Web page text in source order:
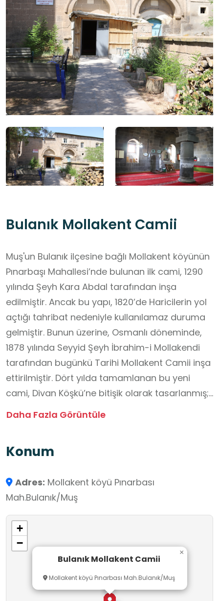
Bulanık Mollakent Camii
Muş'un Bulanık ilçesine bağlı Mollakent köyünün
Pınarbaşı Mahallesi’nde bulunan ilk cami, 1290
yılında Şeyh Kara Abdal tarafından inşa
edilmiştir. Ancak bu yapı, 1820’de Haricilerin yol
açtığı tahribat nedeniyle kullanılamaz duruma
gelmiştir. Bunun üzerine, Osmanlı döneminde,
1878 yılında Seyyid Şeyh İbrahim-i Mollakendi
tarafından bugünkü Tarihi Mollakent Camii inşa
ettirilmiştir. Dört yılda tamamlanan bu yeni
cami, Divan Köşkü’ne bitişik olarak tasarlanmış;
dört kubbeli, tek sütunlu ve kare planlı bir
durumdadır. Mollakent’in açık hava müzesi
Mezarlığı ile yan yana yer alan bu cami;
medrese, divan köşkü ve zaviye/tekke ile birlikte
uzun yıllar boyunca bölgenin dinî ve kültürel
merkezi işlevini görmüştür. Bu yapı, özellikle
Selçuklu ve Osmanlı dönemi konuları işlenirken
öğrenciler için gezilmesi ve görülmesi gereken
önemli bir tarihi alandır.
Daha Fazla Görüntüle
Konum
Adres: Mollakent köyü Pınarbası
Mah.Bulanık/Muş
Bulanık Mollakent Camii
Mollakent köyü Pınarbası Mah.Bulanık/Muş
×
+
−